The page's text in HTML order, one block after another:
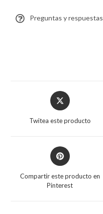
Preguntas y respuestas
Twitea este producto
Compartir este producto en
Pinterest